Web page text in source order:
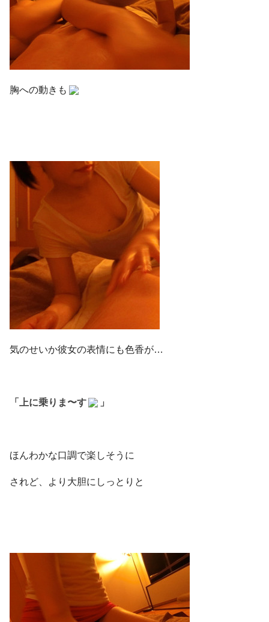
胸への動きも
気のせいか彼女の表情にも色香が…
「上に乗りま〜す 」
ほんわかな口調で楽しそうに
されど、より大胆にしっとりと